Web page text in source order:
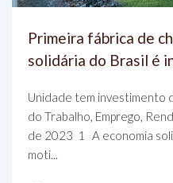
Primeira fábrica de
solidária do Brasil é
Unidade tem investimento
do Trabalho, Emprego,
de 2023 1 A economia
moti...